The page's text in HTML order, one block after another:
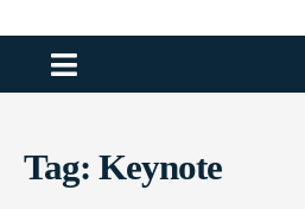
Tag: Keynote